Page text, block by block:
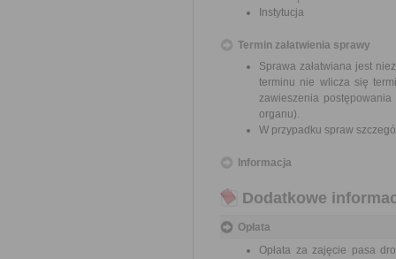
Instytucja
Termin załatwienia sprawy
Sprawa załatwiana jest
terminu nie wlicza się
zawieszenia
organu).
W przypadku spraw
Informacja
Dodatkowe
Opłata
Opłata za zajęcie pasa